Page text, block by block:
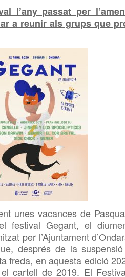
l’any passat per
a reunir als grups que
unes vacances de
festival Gegant, el
per l’Ajuntament
després dela
freda, en aquesta edició
cartell de 2019. El